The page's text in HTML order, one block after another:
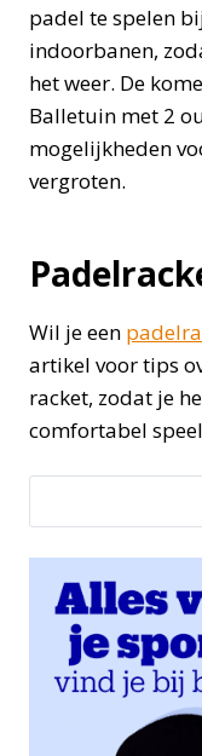
padel te spelen
indoorbanen,
het weer. De
Balletuin met 2
mogelijkheden
vergroten.
Wil je een
artikel voor tips
racket, zodat je
comfortabel